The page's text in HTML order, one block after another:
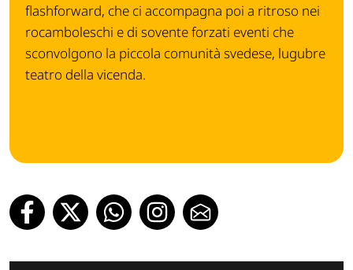
flashforward, che ci accompagna poi a ritroso nei
rocamboleschi e di sovente forzati eventi che
sconvolgono la piccola comunità svedese, lugubre
teatro della vicenda.